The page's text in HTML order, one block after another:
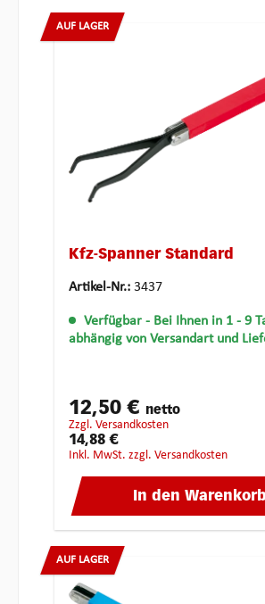
AUF LAGER
Kfz-Spanner Standard
Artikel-Nr.: 3437
Verfügbar - Bei Ihnen in 1 - 9
abhängig von Versandart und
12,50 € netto
zzgl. Versandkosten
14,88 €
inkl. MwSt. zzgl. Versandkosten
In den Warenkorb
AUF LAGER